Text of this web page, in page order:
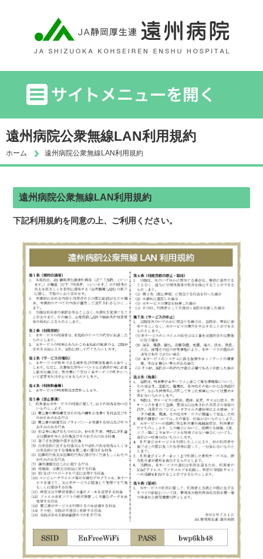
遠州病院公衆無線LAN利用規約
ホーム 遠州病院公衆無線LAN利用規約
遠州病院公衆無線LAN利用規約
下記利用規約を同意の上、ご利用ください。